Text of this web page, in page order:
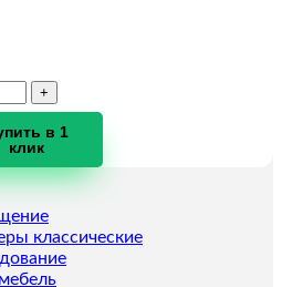
в 1
клик
классические